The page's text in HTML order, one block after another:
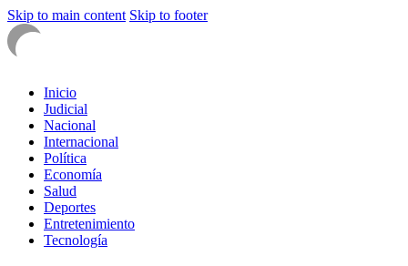
Skip to main content Skip to footer
Inicio
Judicial
Nacional
Internacional
Política
Economía
Salud
Deportes
Entretenimiento
Tecnología